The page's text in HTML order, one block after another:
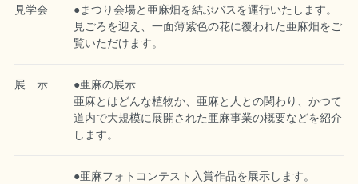
見学会
●まつり会場と亜麻畑を結ぶバスを運行いたします。
見ごろを迎え、一面薄紫色の花に覆われた亜麻畑をご
覧いただけます。
展 示
●亜麻の展示
亜麻とはどんな植物か、亜麻と人との関わり、かつて
道内で大規模に展開された亜麻事業の概要などを紹介
します。
●亜麻フォトコンテスト入賞作品を展示します。